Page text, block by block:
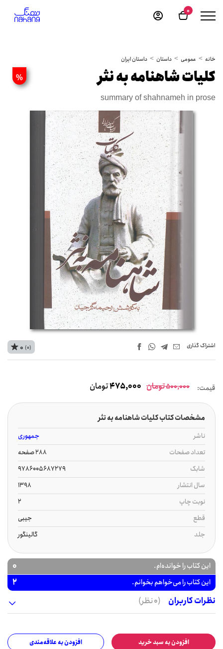
0
خانه عمومی داستان داستان ایران
% کلیات شاهنامه به نثر
summary of shahnameh in prose
اشتراک‌ گذاری 0 (0)
قیمت: 500,000تومان 475,000تومان
مشخصات کتاب کلیات شاهنامه به نثر
ناشر
جمهوری
تعداد صفحات
288 صفحه
شابک
9786005687279
سال انتشار
1398
نوبت چاپ
2
قطع
جیبی
جلد
گالینگور
این کتاب را خوانده‌ام. 0
این کتاب را می‌خواهم بخوانم.
2
نظرات کاربران
(0 نظر)
افزودن به سبد خرید افزودن به علاقه‌مندی